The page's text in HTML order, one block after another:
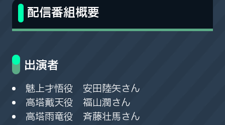
配信番組概要
出演者
魅上才悟役 安田陸矢さん
高塔戴天役 福山潤さん
高塔雨竜役 斉藤壮馬さん